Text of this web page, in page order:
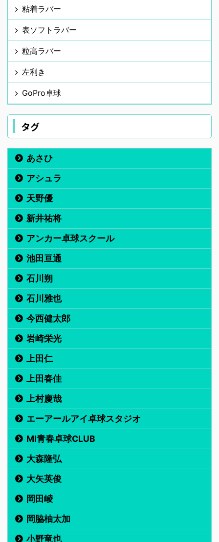
粘着ラバー
表ソフトラバー
粒高ラバー
左利き
GoPro卓球
タグ
あさひ
アシュラ
天野優
新井祐将
アンカー卓球スクール
池田亘通
石川朔
石川雅也
今西健太郎
岩崎栄光
上田仁
上田春佳
上村慶哉
エーアールアイ卓球スタジオ
MI青春卓球CLUB
大森隆弘
大矢英俊
岡田崚
岡脇柚太加
小野竜也